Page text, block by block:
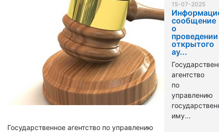
Государственное агентство по управлению
15-07-2025
сообщение
о
проведении
открытого
ау...
агентство
по
управлению
иму...